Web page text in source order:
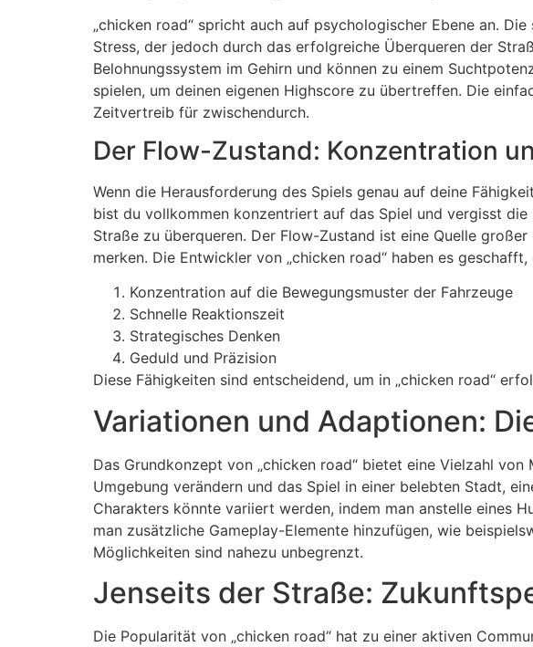
„chicken road“ spricht auch auf psychologischer Ebene an.
Stress, der jedoch durch das erfolgreiche Überqueren der
Belohnungssystem im Gehirn und können zu einem
spielen, um deinen eigenen Highscore zu übertreffen. Die
Zeitvertreib für zwischendurch.
Der Flow-Zustand: Konzentration
Wenn die Herausforderung des Spiels genau auf deine
bist du vollkommen konzentriert auf das Spiel und vergisst
Straße zu überqueren. Der Flow-Zustand ist eine Quelle
merken. Die Entwickler von „chicken road“ haben es
Konzentration auf die Bewegungsmuster der Fahrzeuge
Schnelle Reaktionszeit
Strategisches Denken
Geduld und Präzision
Diese Fähigkeiten sind entscheidend, um in „chicken road“
Variationen und Adaptionen:
Das Grundkonzept von „chicken road“ bietet eine Vielzahl
Umgebung verändern und das Spiel in einer belebten Stadt,
Charakters könnte variiert werden, indem man anstelle eines
man zusätzliche Gameplay-Elemente hinzufügen, wie
Möglichkeiten sind nahezu unbegrenzt.
Jenseits der Straße:
Die Popularität von „chicken road“ hat zu einer aktiven